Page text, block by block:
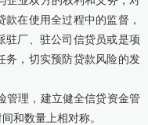
在使用全过程中的监督，
驻厂、驻公司信贷员或是项
务，切实预防贷款风险的发
管理，建立健全信贷资金管
和数量上相对称。